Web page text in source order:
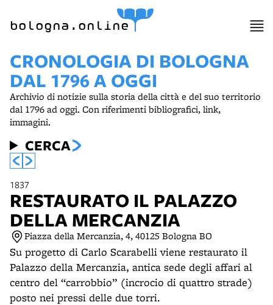
bologna.online
CRONOLOGIA DI BOLOGNA
DAL 1796 A OGGI
Archivio di notizie sulla storia della città e del suo territorio
dal 1796 ad oggi. Con riferimenti bibliografici, link,
immagini.
CERCA
1837
RESTAURATO IL PALAZZO
DELLA MERCANZIA
Piazza della Mercanzia, 4, 40125 Bologna BO
Su progetto di Carlo Scarabelli viene restaurato il
Palazzo della Mercanzia, antica sede degli affari al
centro del “carrobbio” (incrocio di quattro strade)
posto nei pressi delle due torri.